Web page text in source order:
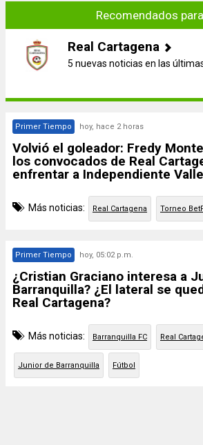
Recomendados
Real Cartagena
5 nuevas noticias en las
Primer Tiempo hoy, hace 2 horas
Volvió el goleador: Fredy
los convocados de Real
enfrentar a Independiente
Más noticias: Real Cartagena Torneo
Primer Tiempo hoy, 05:02 p.m.
¿Cristian Graciano interesa a
Barranquilla? ¿El lateral se
Real Cartagena?
Más noticias: Barranquilla FC Real
Junior de Barranquilla Fútbol